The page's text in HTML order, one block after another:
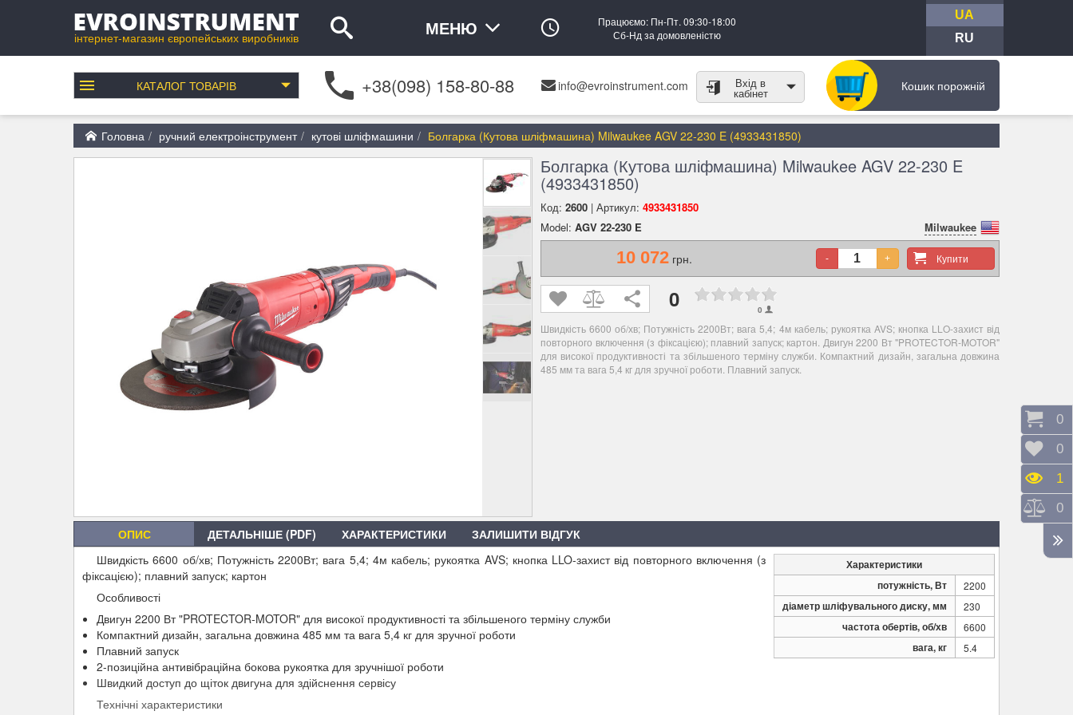
інтернет-магазин європейських виробників МЕНЮ
Працюємо: Пн-Пт. 09:30-18:00
Сб-Нд за домовленістю
UA
RU
КАТАЛОГ ТОВАРІВ +38(098) 158-80-88 info@evroinstrument.com Вхід в
кабінет Кошик порожній
Головна ручний електроінструмент кутові шліфмашини Болгарка (Кутова шліфмашина) Milwaukee AGV 22-230 E (4933431850)
Болгарка (Кутова шліфмашина) Milwaukee AGV 22-230 E
(4933431850)
Код: 2600 | Артикул: 4933431850
Model: AGV 22-230 E Milwaukee
10 072 грн. Купити
- +
0 0
Швидкість 6600 об/хв; Потужність 2200Вт; вага 5,4; 4м кабель; рукоятка AVS; кнопка LLO-захист від
повторного включення (з фіксацією); плавний запуск; картон. Двигун 2200 Вт "PROTECTOR-MOTOR"
для високої продуктивності та збільшеного терміну служби. Компактний дизайн, загальна довжина
485 мм та вага 5,4 кг для зручної роботи. Плавний запуск.
ОПИС ДЕТАЛЬНІШЕ (PDF) ХАРАКТЕРИСТИКИ ЗАЛИШИТИ ВІДГУК
Характеристики
потужність, Вт
2200
діаметр шліфувального диску, мм 230
частота обертів, об/хв 6600
вага, кг 5.4
Швидкість 6600 об/хв; Потужність 2200Вт; вага 5,4; 4м кабель; рукоятка AVS; кнопка LLO-захист від повторного включення (з
фіксацією); плавний запуск; картон
Особливості
Двигун 2200 Вт "PROTECTOR-MOTOR" для високої продуктивності та збільшеного терміну служби
Компактний дизайн, загальна довжина 485 мм та вага 5,4 кг для зручної роботи
Плавний запуск
2-позиційна антивібраційна бокова рукоятка для зручнішої роботи
Швидкий доступ до щіток двигуна для здійснення сервісу
Технічні характеристики
0
0
1
0